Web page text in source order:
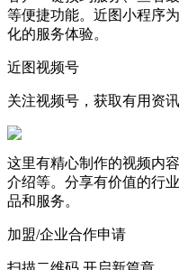
等便捷功能。近图小程序
化的服务体验。
近图视频号
关注视频号，获取有用资讯
这里有精心制作的视频内
介绍等。分享有价值的行
品和服务。
加盟/企业合作申请